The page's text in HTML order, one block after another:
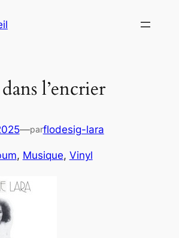
l’encrier
—parflodesig-lara
, Musique, Vinyl